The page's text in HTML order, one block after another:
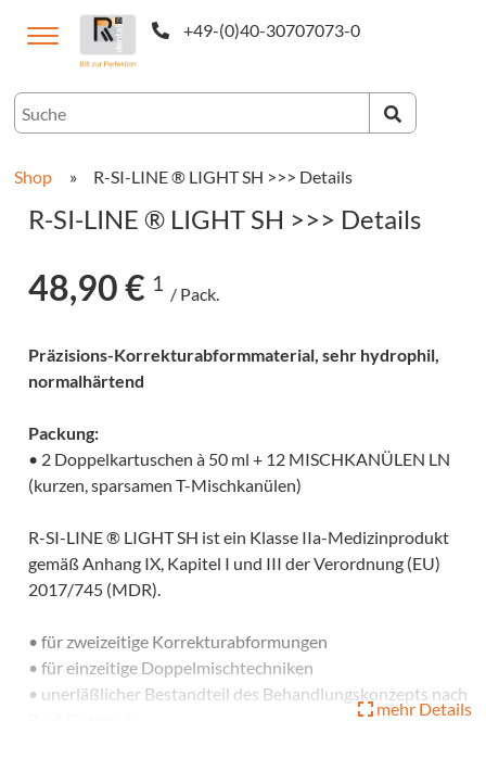
Einphasen-
+49-(0)40-30707073-0
Shop » R-SI-LINE ® LIGHT SH >>> Details
R-SI-LINE ® LIGHT SH >>> Details
48,90 € 1 / Pack.
Präzisions-Korrekturabformmaterial, sehr hydrophil,
normalhärtend
Packung:
• 2 Doppelkartuschen à 50 ml + 12 MISCHKANÜLEN LN
(kurzen, sparsamen T-Mischkanülen)
R-SI-LINE ® LIGHT SH ist ein Klasse IIa-Medizinprodukt
gemäß Anhang IX, Kapitel I und III der Verordnung (EU)
2017/745 (MDR).
• für zweizeitige Korrekturabformungen
• für einzeitige Doppelmischtechniken
• unerläßlicher Bestandteil des Behandlungskonzepts nach
mehr Details